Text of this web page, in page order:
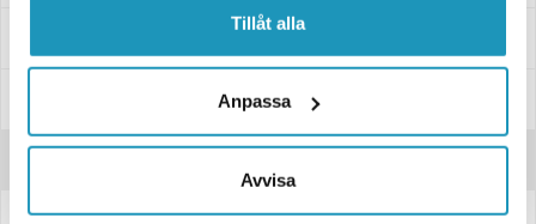
Tillåt alla
Anpassa
Avvisa